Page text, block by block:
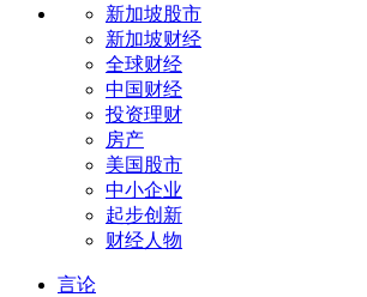
新加坡股市
新加坡财经
全球财经
中国财经
投资理财
房产
美国股市
中小企业
起步创新
财经人物
言论